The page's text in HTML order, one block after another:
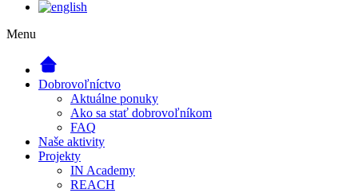
Menu
Dobrovoľníctvo
Aktuálne ponuky
Ako sa stať dobrovoľníkom
FAQ
Naše aktivity
Projekty
IN Academy
REACH